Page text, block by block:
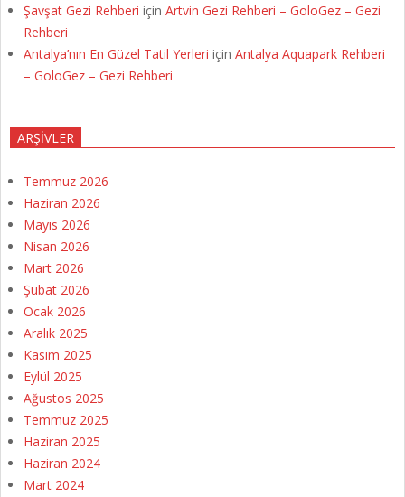
Şavşat Gezi Rehberi için Artvin Gezi Rehberi – GoloGez – Gezi
Rehberi
Antalya’nın En Güzel Tatil Yerleri için Antalya Aquapark Rehberi
– GoloGez – Gezi Rehberi
ARŞIVLER
Temmuz 2026
Haziran 2026
Mayıs 2026
Nisan 2026
Mart 2026
Şubat 2026
Ocak 2026
Aralık 2025
Kasım 2025
Eylül 2025
Ağustos 2025
Temmuz 2025
Haziran 2025
Haziran 2024
Mart 2024